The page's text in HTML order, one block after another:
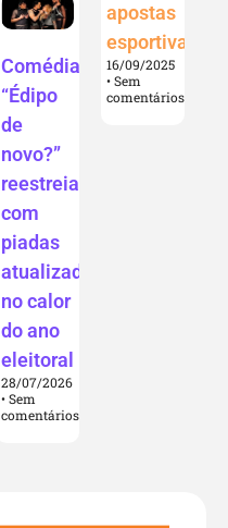
Comédia
“Édipo
de
novo?”
reestreia
com
piadas
atualizadas
no calor
do ano
eleitoral
28/07/2026
Sem
comentários
apostas
esportivas
16/09/2025
Sem
comentários